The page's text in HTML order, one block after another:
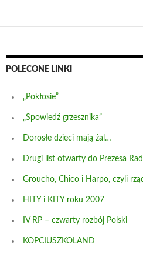
POLECONE LINKI
„Pokłosie”
„Spowiedź grzesznika”
Dorosłe dzieci mają żal…
Drugi list otwarty do Prezesa
Groucho, Chico i Harpo, czyli
HITY i KITY roku 2007
IV RP – czwarty rozbój Polski
KOPCIUSZKOLAND